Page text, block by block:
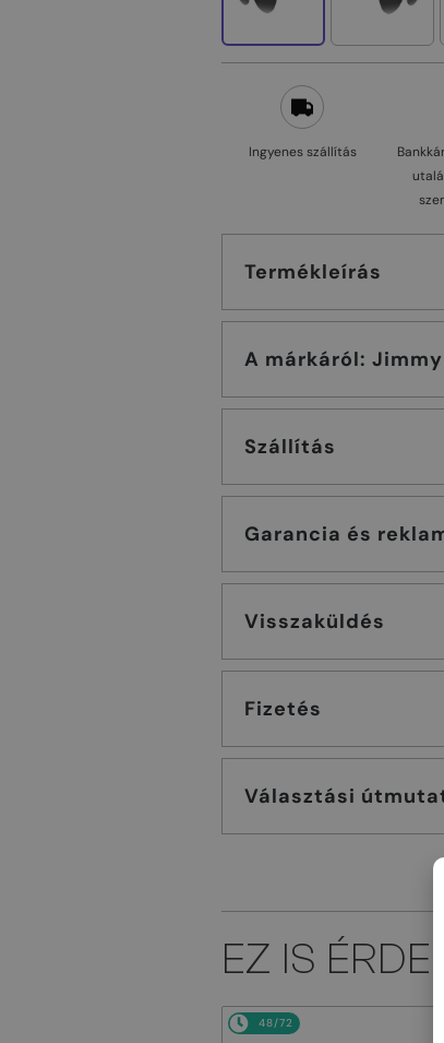
Ingyenes szállítás
Termékleírás
A márkáról:
Szállítás
Garancia és
Visszaküldés
Fizetés
Választási
EZ IS
48/72